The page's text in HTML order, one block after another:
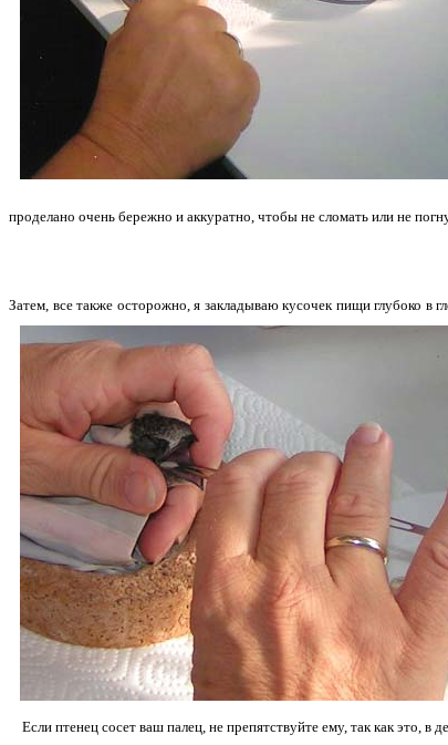
проделано очень бережно и аккуратно, чтобы не сломать или не
Затем, все также осторожно, я закладываю кусочек пищи глубоко в
Если птенец сосет ваш палец, не препятствуйте ему, так как это, в